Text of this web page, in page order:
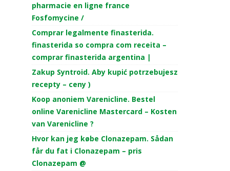
pharmacie en ligne france
Fosfomycine /
Comprar legalmente finasterida.
finasterida so compra com receita –
comprar finasterida argentina |
Zakup Syntroid. Aby kupić potrzebujesz
recepty – ceny )
Koop anoniem Varenicline. Bestel
online Varenicline Mastercard – Kosten
van Varenicline ?
Hvor kan jeg købe Clonazepam. Sådan
får du fat i Clonazepam – pris
Clonazepam @